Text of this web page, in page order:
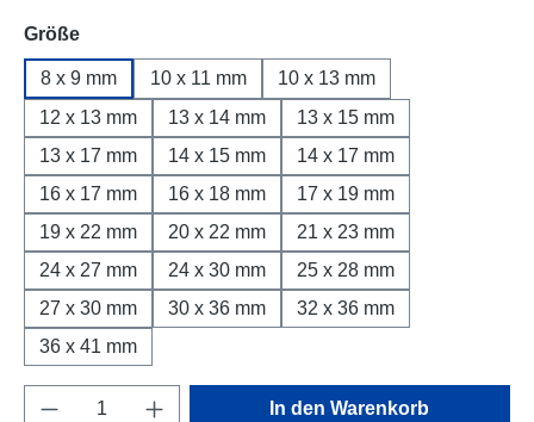
Größeauswählen
8 x 9 mm 10 x 11 mm
10 x 13 mm
12 x 13 mm
13 x 14 mm
13 x 15 mm
13 x 17 mm
14 x 15 mm
14 x 17 mm
16 x 17 mm
16 x 18 mm
17 x 19 mm
19 x 22 mm
20 x 22 mm
21 x 23 mm
24 x 27 mm
24 x 30 mm
25 x 28 mm
27 x 30 mm
30 x 36 mm
32 x 36 mm
36 x 41 mm
Produkt Anzahl: Gib den gewünschten
In den Warenkorb